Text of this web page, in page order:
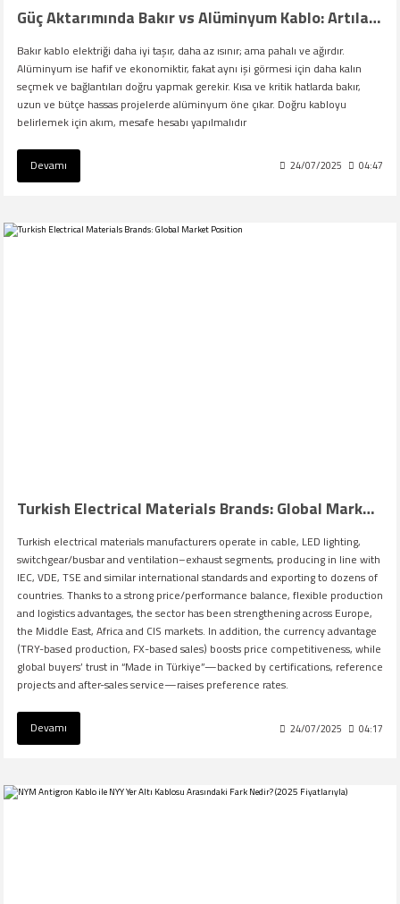
Güç Aktarımında Bakır vs Alüminyum Kablo: Artılar ve Eksiler
Bakır kablo elektriği daha iyi taşır, daha az ısınır; ama pahalı ve ağırdır.
Alüminyum ise hafif ve ekonomiktir, fakat aynı işi görmesi için daha kalın
seçmek ve bağlantıları doğru yapmak gerekir. Kısa ve kritik hatlarda bakır,
uzun ve bütçe hassas projelerde alüminyum öne çıkar. Doğru kabloyu
belirlemek için akım, mesafe hesabı yapılmalıdır
Devamı 24/07/2025 04:47
Turkish Electrical Materials Brands: Global Market Position
Turkish electrical materials manufacturers operate in cable, LED lighting,
switchgear/busbar and ventilation–exhaust segments, producing in line with
IEC, VDE, TSE and similar international standards and exporting to dozens of
countries. Thanks to a strong price/performance balance, flexible production
and logistics advantages, the sector has been strengthening across Europe,
the Middle East, Africa and CIS markets. In addition, the currency advantage
(TRY-based production, FX-based sales) boosts price competitiveness, while
global buyers’ trust in “Made in Türkiye”—backed by certifications, reference
projects and after-sales service—raises preference rates.
Devamı 24/07/2025 04:17